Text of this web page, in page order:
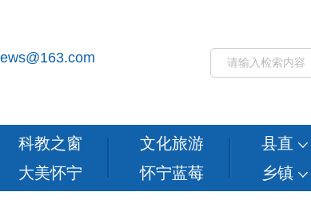
科教之窗
大美怀宁
文化旅游
怀宁蓝莓
县直
乡镇